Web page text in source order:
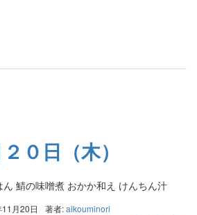
０日（木）
味噌煮 おかか和え けんちん汁
月20日 著者:aikouminori